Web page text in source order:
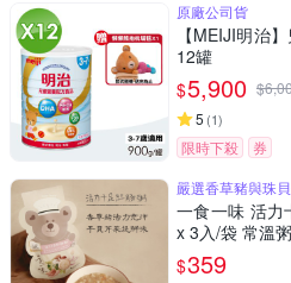
原廠公司貨
【MEIJI明治
12罐
$5,900 $
5 (1)
限時下殺
券
嚴選香草豬與珠
一食一味 活力
x 3入/袋 常溫
$359